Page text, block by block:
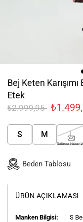
Bej Keten
Etek
₺2.999,95
S M L
Gelince Haber
Beden Tablosu
ÜRÜN AÇIKLAMASI
Manken Bilgisi: S